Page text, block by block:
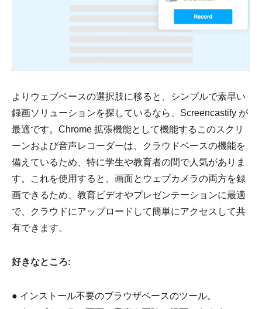
よりウェブベースの選択肢に移ると、シンプルで素早い
録画ソリューションを探しているなら、Screencastify が
最適です。Chrome 拡張機能として機能するこのスクリ
ーンおよび音声レコーダーは、クラウドベースの機能を
備えているため、特に学生や教育者の間で人気がありま
す。これを使用すると、画面とウェブカメラの両方を録
画できるため、教育ビデオやプレゼンテーションに最適
で、クラウドにアップロードして簡単にアクセスして共
有できます。
好きなところ:
● インストール不要のブラウザベースのツール。